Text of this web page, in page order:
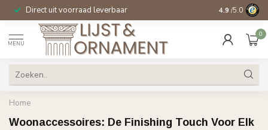
Direct uit voorraad leverbaar 14 dagen
4.9 /5.0
MENU
0
Home
Woonaccessoires: De Finishing Touch Voor Elk